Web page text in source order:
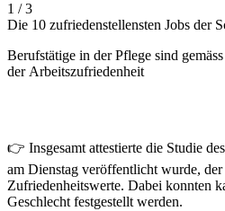
1 / 3
Die 10 zufriedenstellensten Jobs der
Berufstätige in der Pflege sind
der Arbeitszufriedenheit
👉 Insgesamt attestierte die Studie
am Dienstag veröffentlicht wurde, der
Zufriedenheitswerte. Dabei konnten
Geschlecht festgestellt werden.